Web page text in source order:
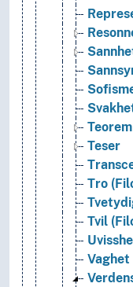
Teorem
Teser
Tro
Tvil
Vaghet